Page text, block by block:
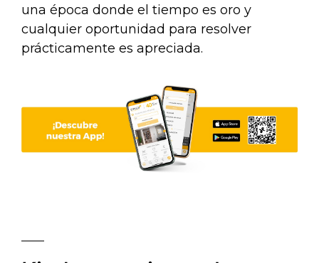
una época donde el tiempo es oro y
cualquier oportunidad para resolver
prácticamente es apreciada.